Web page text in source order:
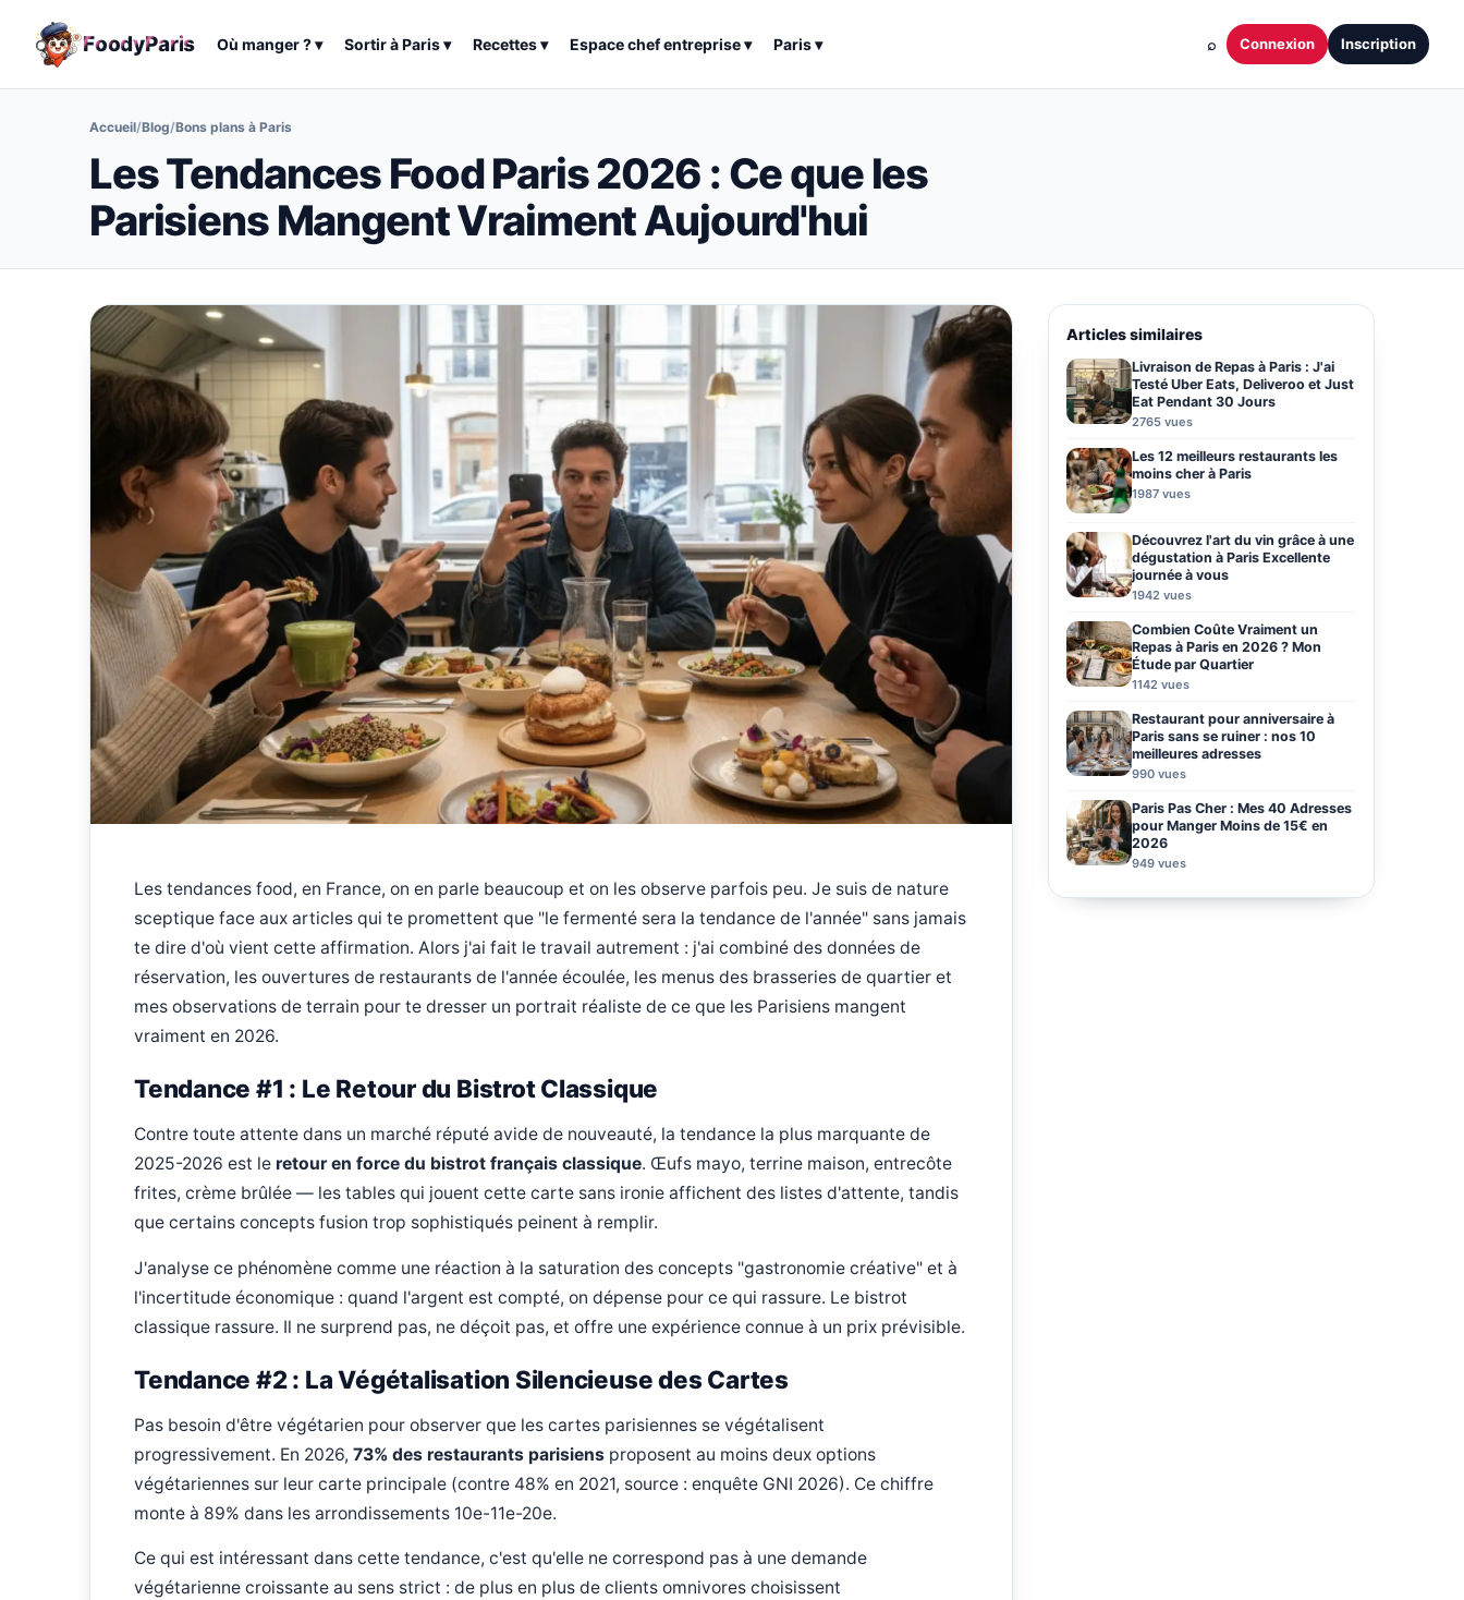
FoodyParis Où manger ?▾ Sortir àParis▾ Recettes▾ Espace chef entreprise▾ Paris▾ ⌕ Connexion Inscription
Accueil/Blog/Bons plans à Paris
Les Tendances Food Paris 2026 : Ce que les
Parisiens Mangent Vraiment Aujourd'hui
Les tendances food, en France, on en parle beaucoup et on les observe parfois peu. Je suis de nature
sceptique face aux articles qui te promettent que "le fermenté sera la tendance de l'année" sans jamais
te dire d'où vient cette affirmation. Alors j'ai fait le travail autrement : j'ai combiné des données de
réservation, les ouvertures de restaurants de l'année écoulée, les menus des brasseries de quartier et
mes observations de terrain pour te dresser un portrait réaliste de ce que les Parisiens mangent
vraiment en 2026.
Tendance #1 : Le Retour du Bistrot Classique
Contre toute attente dans un marché réputé avide de nouveauté, la tendance la plus marquante de
2025-2026 est le retour en force du bistrot français classique. Œufs mayo, terrine maison, entrecôte
frites, crème brûlée — les tables qui jouent cette carte sans ironie affichent des listes d'attente, tandis
que certains concepts fusion trop sophistiqués peinent à remplir.
J'analyse ce phénomène comme une réaction à la saturation des concepts "gastronomie créative" et à
l'incertitude économique : quand l'argent est compté, on dépense pour ce qui rassure. Le bistrot
classique rassure. Il ne surprend pas, ne déçoit pas, et offre une expérience connue à un prix prévisible.
Tendance #2 : La Végétalisation Silencieuse des Cartes
Pas besoin d'être végétarien pour observer que les cartes parisiennes se végétalisent
progressivement. En 2026, 73% des restaurants parisiens proposent au moins deux options
végétariennes sur leur carte principale (contre 48% en 2021, source : enquête GNI 2026). Ce chiffre
monte à 89% dans les arrondissements 10e-11e-20e.
Ce qui est intéressant dans cette tendance, c'est qu'elle ne correspond pas à une demande
végétarienne croissante au sens strict : de plus en plus de clients omnivores choisissent
Articles similaires
Livraison de Repas à Paris : J'ai
Testé Uber Eats, Deliveroo et Just
Eat Pendant 30 Jours
2765 vues
Les 12 meilleurs restaurants les
moins cher à Paris
1987 vues
Découvrez l'art du vin grâce à une
dégustation à Paris Excellente
journée à vous
1942 vues
Combien Coûte Vraiment un
Repas à Paris en 2026 ? Mon
Étude par Quartier
1142 vues
Restaurant pour anniversaire à
Paris sans se ruiner : nos 10
meilleures adresses
990 vues
Paris Pas Cher : Mes 40 Adresses
pour Manger Moins de 15€ en
2026
949 vues